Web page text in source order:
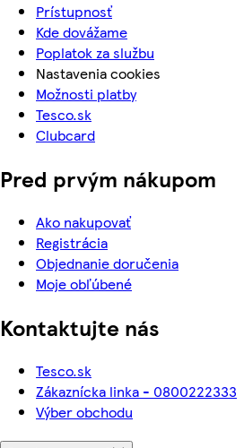
Prístupnosť
Kde dovážame
Poplatok za službu
Nastavenia cookies
Možnosti platby
Tesco.sk
Clubcard
Pred prvým nákupom
Ako nakupovať
Registrácia
Objednanie doručenia
Moje obľúbené
Kontaktujte nás
Tesco.sk
Zákaznícka linka - 0800222333
Výber obchodu